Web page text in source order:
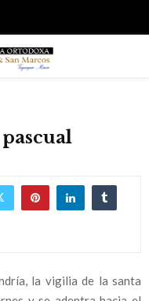
la vigilia de la santa